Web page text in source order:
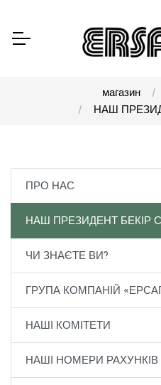
магазин
НАШ
ПРО НАС
НАШ ПРЕЗИДЕНТ БЕКІР
ЧИ ЗНАЄТЕ ВИ?
ГРУПА КОМПАНІЙ
НАШІ КОМІТЕТИ
НАШІ НОМЕРИ РАХУНКІВ